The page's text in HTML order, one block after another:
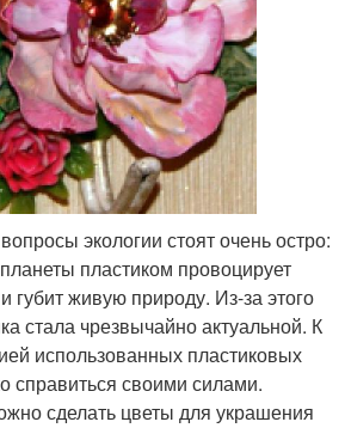
экологии стоят очень остро:
пластиком провоцирует
губит живую природу. Из-за этого
стала чрезвычайно актуальной. К
использованных пластиковых
справиться своими силами.
сделать цветы для украшения